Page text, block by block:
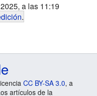
a las 11:19
.
CC BY-SA 3.0, a
artículos de la